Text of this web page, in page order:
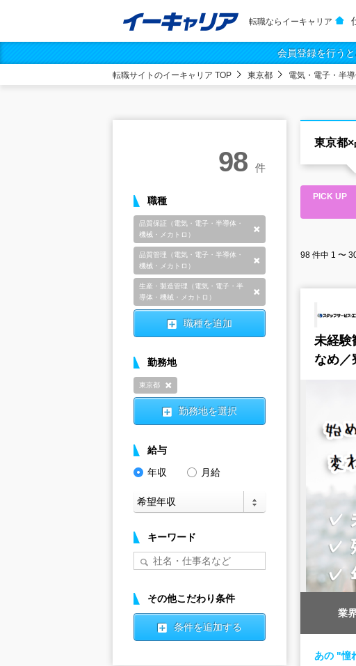
転職ならイーキャリア
会員登録を行う
転職サイトのイーキャリア TOP 東京都 電気・電子・半
東京都
PICK UP
98 件中 1 〜
未経験
なめ
業
あの "憧
98 件
職種
品質保証（電気・電子・半導体・
機械・メカトロ）
品質管理（電気・電子・半導体・
機械・メカトロ）
生産・製造管理（電気・電子・半
導体・機械・メカトロ）
職種を追加
勤務地
東京都
勤務地を選択
給与
年収
月給
キーワード
その他こだわり条件
条件を追加する